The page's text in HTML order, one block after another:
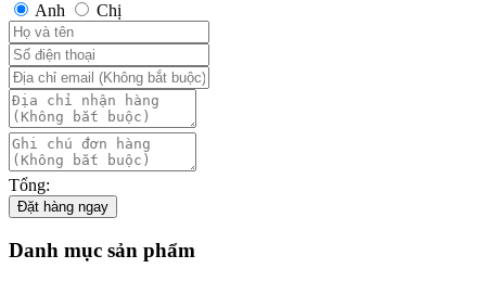
Anh
Chị
Tổng:
Đặt hàng ngay
Danh mục sản phẩm